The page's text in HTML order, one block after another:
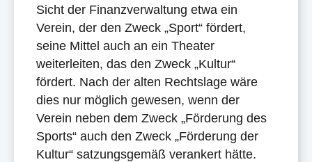
Sicht der Finanzverwaltung etwa ein
Verein, der den Zweck „Sport“ fördert,
seine Mittel auch an ein Theater
weiterleiten, das den Zweck „Kultur“
fördert. Nach der alten Rechtslage wäre
dies nur möglich gewesen, wenn der
Verein neben dem Zweck „Förderung des
Sports“ auch den Zweck „Förderung der
Kultur“ satzungsgemäß verankert hätte.